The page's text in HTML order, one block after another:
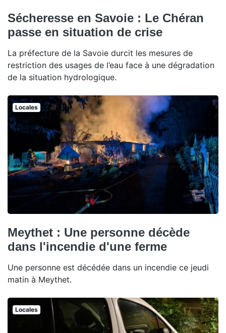
Sécheresse en Savoie : Le Chéran
passe en situation de crise
La préfecture de la Savoie durcit les mesures de
restriction des usages de l’eau face à une dégradation
de la situation hydrologique.
Locales
Meythet : Une personne décède
dans l'incendie d'une ferme
Une personne est décédée dans un incendie ce jeudi
matin à Meythet.
Locales